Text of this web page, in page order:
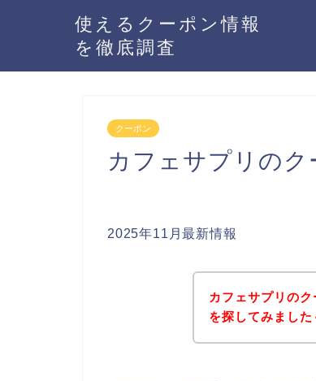
使えるクーポン情報
を徹底調査
クーポン
カフェサプリの
2025年11月最新情報
カフェサプリの
を探してみました